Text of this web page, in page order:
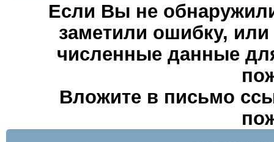
Если Вы не
заметили ошибку,
численные данные
Вложите в письмо